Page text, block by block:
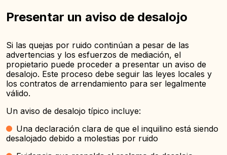
Presentar un aviso de desalojo
Si las quejas por ruido continúan a pesar de las
advertencias y los esfuerzos de mediación, el
propietario puede proceder a presentar un aviso de
desalojo. Este proceso debe seguir las leyes locales y
los contratos de arrendamiento para ser legalmente
válido.
Un aviso de desalojo típico incluye:
Una declaración clara de que el inquilino está siendo
desalojado debido a molestias por ruido